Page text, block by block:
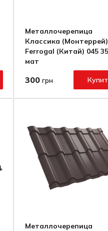
Металлочерепица
Классика (Монтеррей)
Ferrogal (Китай) 045
мат
300 грн
Металлочерепица